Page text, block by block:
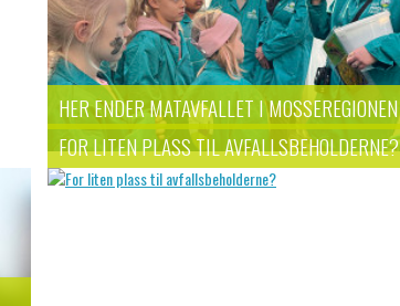
HER ENDER MATAVFALLET I MOSSEREGIONEN
FOR LITEN PLASS TIL AVFALLSBEHOLDERNE?